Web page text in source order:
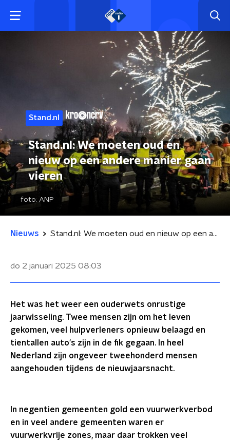
Stand.nl
Stand.nl: We moeten oud en
nieuw op een andere manier gaan
vieren
foto: ANP
Nieuws Stand.nl: We moeten oud en nieuw op een andere manier gaan vieren
do 2 januari 2025 08:03
Het was het weer een ouderwets onrustige
jaarwisseling. Twee mensen zijn om het leven
gekomen, veel hulpverleners opnieuw belaagd en
tientallen auto's zijn in de fik gegaan. In heel
Nederland zijn ongeveer tweehonderd mensen
aangehouden tijdens de nieuwjaarsnacht.
In negentien gemeenten gold een vuurwerkverbod
en in veel andere gemeenten waren er
vuurwerkvrije zones, maar daar trokken veel